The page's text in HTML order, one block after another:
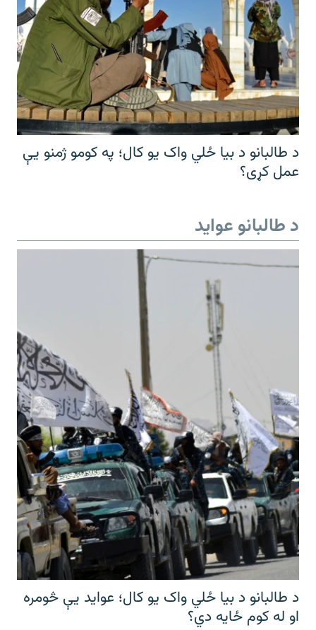
د طالبانو د بیا ځلي واک یو کال؛ په کومو ژمنو یې
عمل کړی؟
د طالبانو عواید
د طالبانو د بیا ځلي واک یو کال؛ عواید یې څومره
او له کوم ځایه دي؟